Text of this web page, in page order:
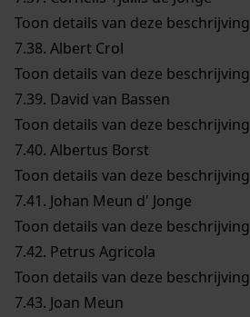
Toon details van deze beschrijving
7.38. Albert Crol
Toon details van deze beschrijving
7.39. David van Bassen
Toon details van deze beschrijving
7.40. Albertus Borst
Toon details van deze beschrijving
7.41. Johan Meun d' Jonge
Toon details van deze beschrijving
7.42. Petrus Agricola
Toon details van deze beschrijving
7.43. Joan Meun